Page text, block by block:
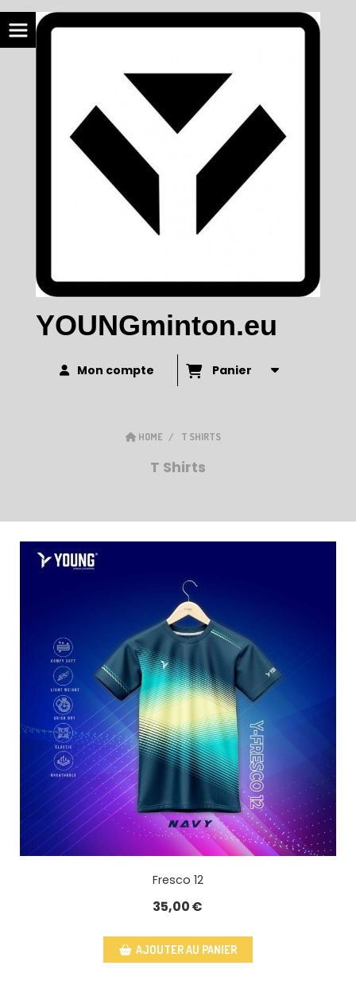
YOUNGminton.eu
Mon compte Panier
HOME T SHIRTS
T Shirts
Fresco 12
35,00€
AJOUTER AU PANIER